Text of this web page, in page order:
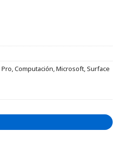
,Computación,Microsoft,Surface